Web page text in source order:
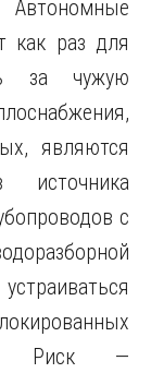
как раз для
за чужую
являются
с
Риск —